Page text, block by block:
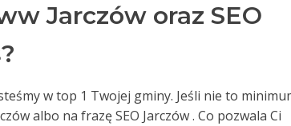
Jarczów oraz SEO
w top 1 Twojej gminy. Jeśli nie to
albo na frazę SEO Jarczów . Co pozwala Ci